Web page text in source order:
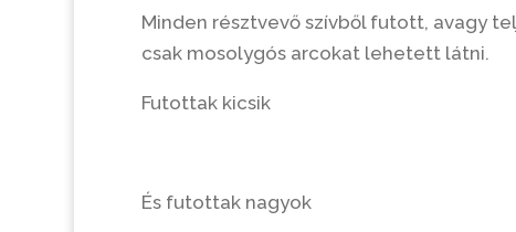
Minden résztvevő szívből futott, avagy
csak mosolygós arcokat lehetett látni.
Futottak kicsik
És futottak nagyok